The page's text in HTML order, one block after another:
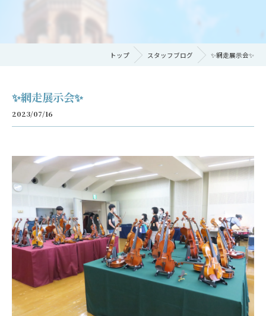
トップ スタッフブログ ✨網走展示会✨
✨網走展示会✨
2023/07/16